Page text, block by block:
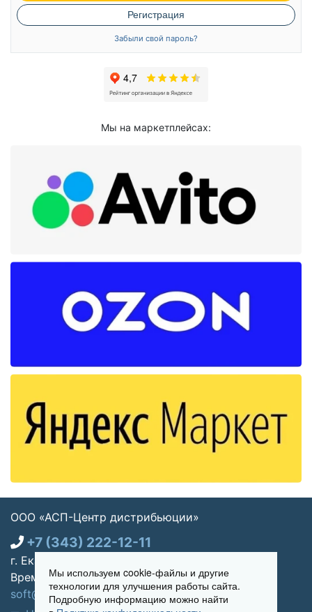
Регистрация
Забыли свой пароль?
Мы на маркетплейсах:
ООО «АСП-Центр дистрибьюции»
+7 (343) 222-12-11
г. Екатеринбург, ул. Щорса 7, офис 270
Время работы: Пн-пт 09:00 - 18:00
soft@asp-partners.ru
Мы используем cookie-файлы и другие
технологии для улучшения работы сайта.
Подробную информацию можно найти